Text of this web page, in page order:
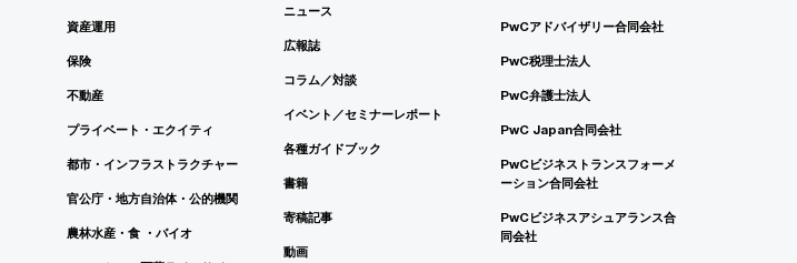
資産運用
保険
不動産
プライベート・エクイティ
都市・インフラストラクチャー
官公庁・地方自治体・公的機関
農林水産・食 ・バイオ
ニュース
広報誌
コラム／対談
イベント／セミナーレポート
各種ガイドブック
書籍
寄稿記事
動画
PwCアドバイザリー合同会社
PwC税理士法人
PwC弁護士法人
PwC Japan合同会社
PwCビジネストランスフォーメ
ーション合同会社
PwCビジネスアシュアランス合
同会社